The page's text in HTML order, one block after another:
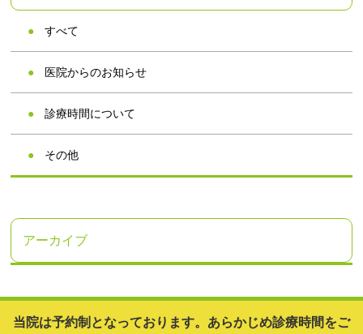
すべて
医院からのお知らせ
診療時間について
その他
アーカイブ
当院は予約制となっております。あらかじめ診療時間をご